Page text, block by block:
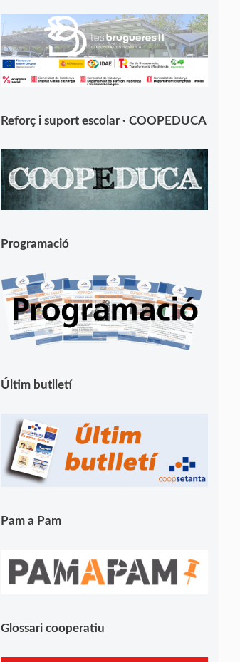
Reforç i suport escolar · COOPEDUCA
Programació
Últim butlletí
Pam a Pam
Glossari cooperatiu